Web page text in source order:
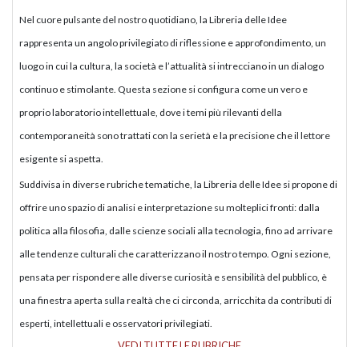
Nel cuore pulsante del nostro quotidiano, la Libreria delle Idee
rappresenta un angolo privilegiato di riflessione e approfondimento, un
luogo in cui la cultura, la società e l’attualità si intrecciano in un dialogo
continuo e stimolante. Questa sezione si configura come un vero e
proprio laboratorio intellettuale, dove i temi più rilevanti della
contemporaneità sono trattati con la serietà e la precisione che il lettore
esigente si aspetta.
Suddivisa in diverse rubriche tematiche, la Libreria delle Idee si propone di
offrire uno spazio di analisi e interpretazione su molteplici fronti: dalla
politica alla filosofia, dalle scienze sociali alla tecnologia, fino ad arrivare
alle tendenze culturali che caratterizzano il nostro tempo. Ogni sezione,
pensata per rispondere alle diverse curiosità e sensibilità del pubblico, è
una finestra aperta sulla realtà che ci circonda, arricchita da contributi di
esperti, intellettuali e osservatori privilegiati.